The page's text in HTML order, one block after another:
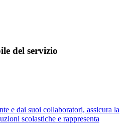
del servizio
e dai suoi collaboratori, assicura la
scolastiche e rappresenta